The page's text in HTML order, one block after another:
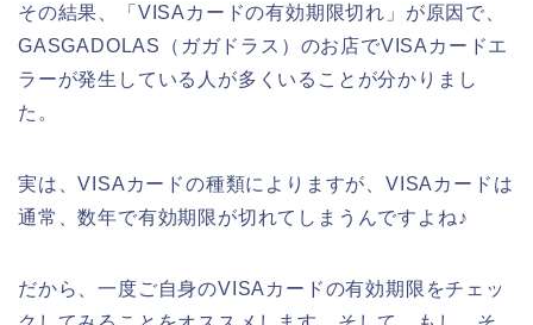
その結果、「VISAカードの有効期限切れ」が原因で、
GASGADOLAS（ガガドラス）のお店でVISAカードエ
ラーが発生している人が多くいることが分かりまし
た。
実は、VISAカードの種類によりますが、VISAカードは
通常、数年で有効期限が切れてしまうんですよね♪
だから、一度ご自身のVISAカードの有効期限をチェッ